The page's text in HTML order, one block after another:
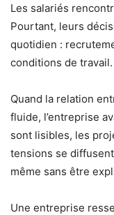
Les salariés
Pourtant, leurs
quotidien :
conditions de travail.
Quand la relation
fluide, l’entreprise
sont lisibles, les
tensions se
même sans être
Une entreprise